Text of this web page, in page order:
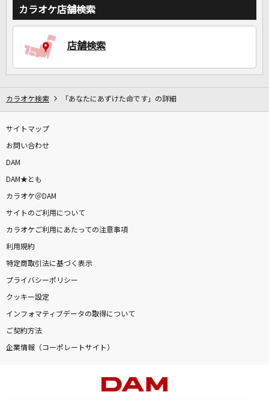
カラオケ店舗検索
店舗検索
カラオケ検索 「あなたにあずけた命です」の詳細
サイトマップ
お問い合わせ
DAM
DAM★とも
カラオケ＠DAM
サイトのご利用について
カラオケご利用にあたっての注意事項
利用規約
特定商取引法に基づく表示
プライバシーポリシー
クッキー設定
インフォマティブデータの取得について
ご契約方法
企業情報（コーポレートサイト）